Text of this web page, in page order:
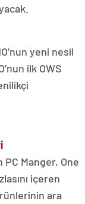
yeni nesil
ilk OWS
PC Manger, One
içeren
ara